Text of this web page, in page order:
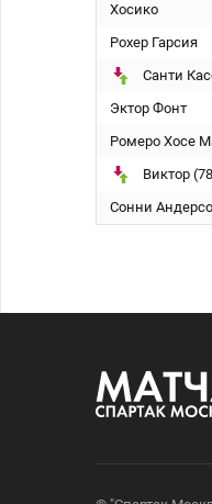
Хосико
Рохер Гарсия
Санти
Эктор Фонт
Ромеро Хосе
Виктор
Сонни